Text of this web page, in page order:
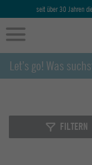
seit über 30 Jahren
FILTERN